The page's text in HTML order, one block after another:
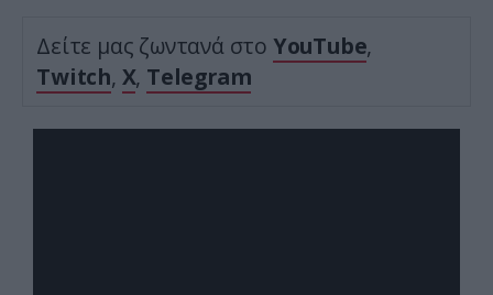
Δείτε μας ζωντανά στο YouTube,
Twitch, X, Telegram